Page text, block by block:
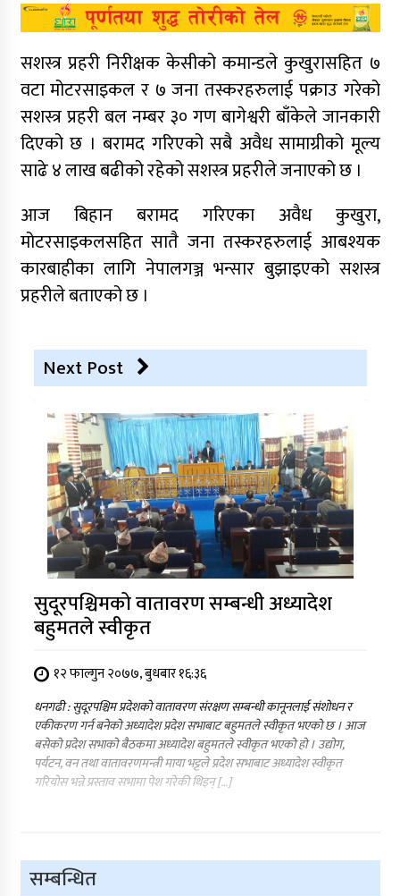
सशस्त्र प्रहरी निरीक्षक केसीको कमान्डले कुखुरासहित ७
वटा मोटरसाइकल र ७ जना तस्करहरुलाई पक्राउ गरेको
सशस्त्र प्रहरी बल नम्बर ३० गण बागेश्वरी बाँकेले जानकारी
दिएको छ । बरामद गरिएको सबै अवैध सामाग्रीको मूल्य
साढे ४ लाख बढीको रहेको सशस्त्र प्रहरीले जनाएको छ ।
आज बिहान बरामद गरिएका अवैध कुखुरा,
मोटरसाइकलसहित सातै जना तस्करहरुलाई आबश्यक
कारबाहीका लागि नेपालगञ्ज भन्सार बुझाइएको सशस्त्र
प्रहरीले बताएको छ ।
Next Post
सुदूरपश्चिमको वातावरण सम्बन्धी अध्यादेश
बहुमतले स्वीकृत
१२ फाल्गुन २०७७, बुधबार १६:३६
धनगढी : सुदूरपश्चिम प्रदेशको वातावरण संरक्षण सम्बन्धी कानूनलाई संशोधन र
एकीकरण गर्न बनेको अध्यादेश प्रदेश सभाबाट बहुमतले स्वीकृत भएको छ । आज
बसेको प्रदेश सभाको बैठकमा अध्यादेश बहुमतले स्वीकृत भएको हो । उद्योग,
पर्यटन, वन तथा वातावरणमन्त्री माया भट्टले प्रदेश सभाबाट अध्यादेश स्वीकृत
गरियोस भन्ने प्रस्ताव सभामा पेश गरेकी थिइन् […]
सम्बन्धित